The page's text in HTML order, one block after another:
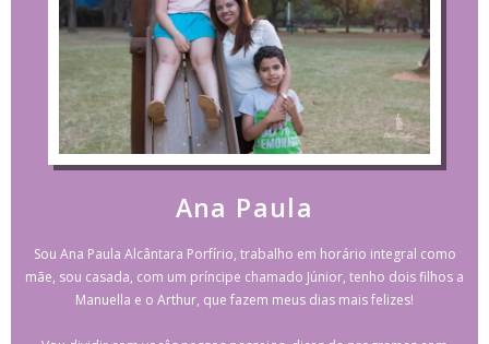
Ana Paula
Sou Ana Paula Alcântara Porfírio, trabalho em horário integral como
mãe, sou casada, com um príncipe chamado Júnior, tenho dois filhos a
Manuella e o Arthur, que fazem meus dias mais felizes!